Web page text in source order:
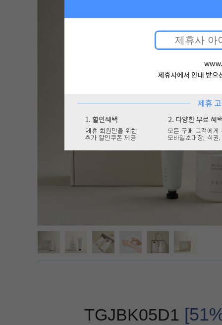
TGJBK05D1